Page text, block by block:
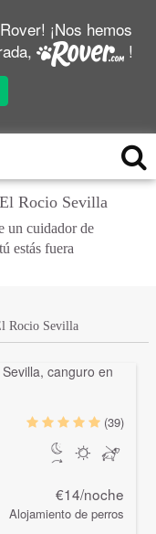
¡Nos hemos
!
Rocio Sevilla
un cuidador de
estás fuera
Rocio Sevilla
(39)
€14/noche
Alojamiento de perros